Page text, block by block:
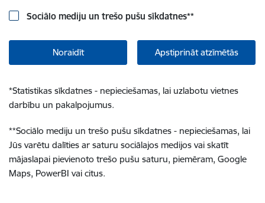
Sociālo mediju un trešo pušu sīkdatnes**
Noraidīt Apstiprināt atzīmētās
*Statistikas sīkdatnes - nepieciešamas, lai uzlabotu vietnes
darbību un pakalpojumus.
**Sociālo mediju un trešo pušu sīkdatnes - nepieciešamas, lai
Jūs varētu dalīties ar saturu sociālajos medijos vai skatīt
mājaslapai pievienoto trešo pušu saturu, piemēram, Google
Maps, PowerBI vai citus.